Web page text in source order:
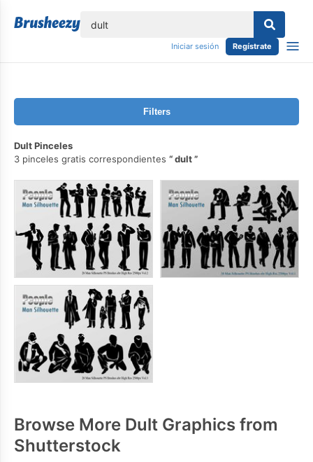
Iniciar sesión Regístrate
Filters
Dult Pinceles
3 pinceles gratis correspondientes
dult
Browse More Dult Graphics from
Shutterstock